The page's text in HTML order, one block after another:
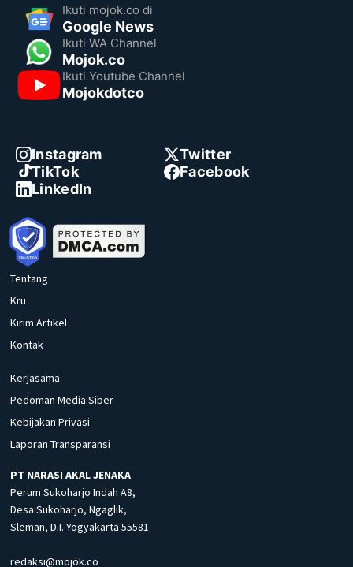
Ikuti mojok.co di
Google News
Ikuti WA Channel
Mojok.co
Ikuti Youtube Channel
Mojokdotco
Instagram
Twitter
TikTok
Facebook
LinkedIn
Tentang
Kru
Kirim Artikel
Kontak
Kerjasama
Pedoman Media Siber
Kebijakan Privasi
Laporan Transparansi
PT NARASI AKAL JENAKA
Perum Sukoharjo Indah A8,
Desa Sukoharjo, Ngaglik,
Sleman, D.I. Yogyakarta 55581
redaksi@mojok.co